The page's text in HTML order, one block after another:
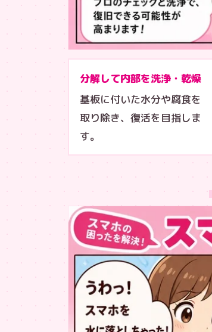
分解して内部を洗浄・乾燥
基板に付いた水分や腐食を
取り除き、復活を目指しま
す。